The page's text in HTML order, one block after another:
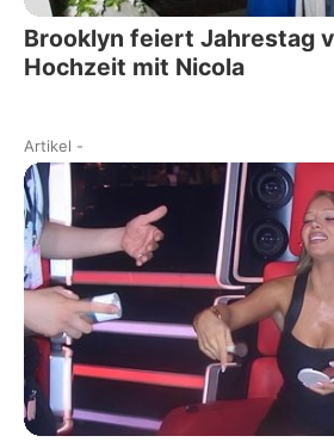
Brooklyn feiert Jahrestag
Hochzeit mit Nicola
Artikel -